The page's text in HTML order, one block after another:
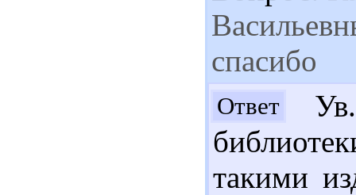
спасибо
Ответ
такими